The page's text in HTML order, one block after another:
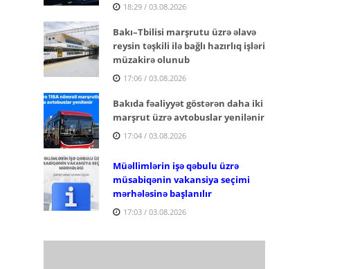
18:29 / 03.08.2026
Bakı–Tbilisi marşrutu üzrə əlavə
reysin təşkili ilə bağlı hazırlıq işləri
müzakirə olunub
17:06 / 03.08.2026
Bakıda fəaliyyət göstərən daha iki
marşrut üzrə avtobuslar yenilənir
17:04 / 03.08.2026
Müəllimlərin işə qəbulu üzrə
müsabiqənin vakansiya seçimi
mərhələsinə başlanılır
17:03 / 03.08.2026